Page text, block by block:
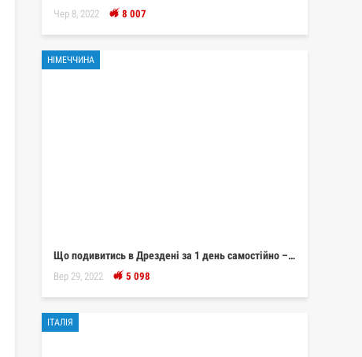
Чер 8, 2022 8 007
НІМЕЧЧИНА
Що подивитись в Дрездені за 1 день самостійно –…
Вер 29, 2022 5 098
ІТАЛІЯ